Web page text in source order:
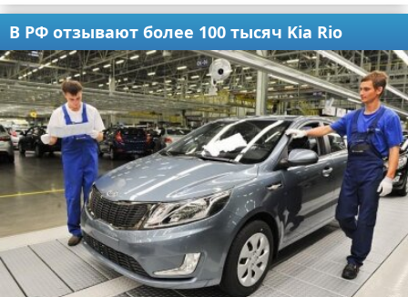
В РФ отзывают более 100 тысяч Kia Rio